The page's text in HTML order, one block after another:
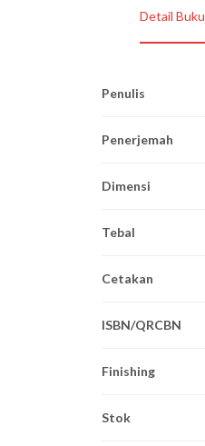
Detail Buku
Penulis
Penerjemah
Dimensi
Tebal
Cetakan
ISBN/QRCBN
Finishing
Stok